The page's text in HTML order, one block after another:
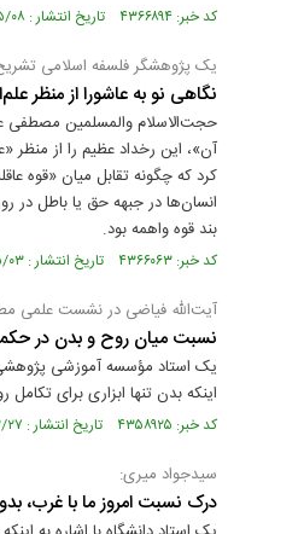
کد خبر: ۴۳۶۶۸۹۴ تاریخ انتشار : ۱۴۰۵/۰۵/۰۸
یک پژوهشگر فلسفه اسلامی
نگاهی نو به عاشورا از منظر
حجت‌الاسلام والمسلمین مصطفی
آن»، این رخداد عظیم را از منظر
کرد که چگونه تقابل میان «قوه
انسان‌ها در جبهه حق یا باطل در
بند قوه واهمه بود.
کد خبر: ۴۳۶۶۰۶۳ تاریخ انتشار : ۱۴۰۵/۰۵/۰۳
آیت‌الله فیاضی در نشست علمی
نسبت میان روح و بدن در
یک استاد مؤسسه آموزشی پژوهشی
اینکه بدن تنها ابزاری برای
کد خبر: ۴۳۵۸۹۲۵ تاریخ انتشار : ۱۴۰۵/۰۳/۲۷
سیدجواد میری:
درک نسبت امروز ما با غرب،